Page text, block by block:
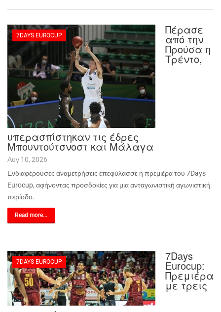
7DAYS EUROCUP Πέρασε
από την
Προύσα η
Τρέντο,
υπερασπίστηκαν τις έδρες
Μπουντούτσνοστ και Μάλαγα
Αυγ 10, 2026
Ενδιαφέρουσες αναμετρήσεις επεφύλασσε η πρεμιέρα του 7Days
Eurocup, αφήνοντας προσδοκίες για μια ανταγωνιστική αγωνιστική
περίοδο.
Read more...
7DAYS EUROCUP 7Days
Eurocup:
Πρεμιέρα
με τρεις